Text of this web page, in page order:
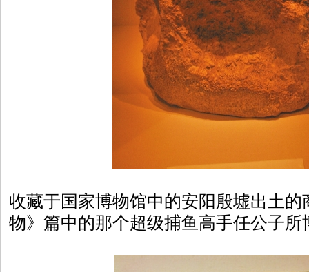
收藏于国家博物馆中的安阳殷墟出土
物》篇中的那个超级捕鱼高手任公子